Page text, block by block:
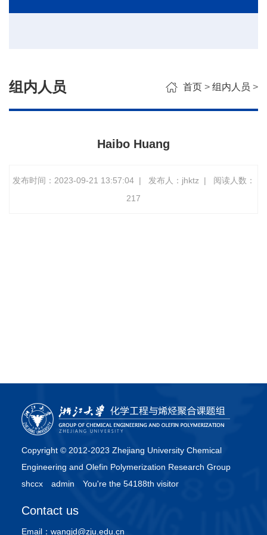
组内人员 首页 > 组内人员 >
Haibo Huang
发布时间：2023-09-21 13:57:04| 发布人：jhktz | 阅读人数：
217
Copyright © 2012-2023 Zhejiang University Chemical
Engineering and Olefin Polymerization Research Group
shccx
admin You're the 54188th visitor
Contact us
Email： wangjd@zju.edu.cn